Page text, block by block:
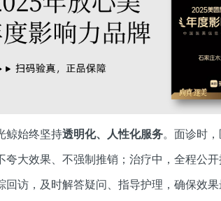
鲸始终坚持透明化、人性化服务。面诊时
夸大效果、不强制推销；治疗中，全程公
回访，及时解答疑问、指导护理，确保效